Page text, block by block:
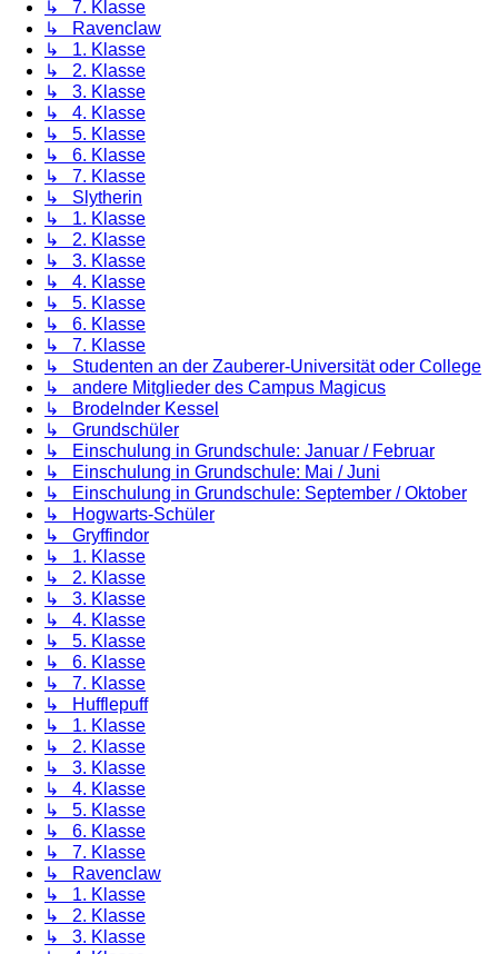
↳ 7. Klasse
↳ Ravenclaw
↳ 1. Klasse
↳ 2. Klasse
↳ 3. Klasse
↳ 4. Klasse
↳ 5. Klasse
↳ 6. Klasse
↳ 7. Klasse
↳ Slytherin
↳ 1. Klasse
↳ 2. Klasse
↳ 3. Klasse
↳ 4. Klasse
↳ 5. Klasse
↳ 6. Klasse
↳ 7. Klasse
↳ Studenten an der Zauberer-Universität oder College
↳ andere Mitglieder des Campus Magicus
↳ Brodelnder Kessel
↳ Grundschüler
↳ Einschulung in Grundschule: Januar / Februar
↳ Einschulung in Grundschule: Mai / Juni
↳ Einschulung in Grundschule: September / Oktober
↳ Hogwarts-Schüler
↳ Gryffindor
↳ 1. Klasse
↳ 2. Klasse
↳ 3. Klasse
↳ 4. Klasse
↳ 5. Klasse
↳ 6. Klasse
↳ 7. Klasse
↳ Hufflepuff
↳ 1. Klasse
↳ 2. Klasse
↳ 3. Klasse
↳ 4. Klasse
↳ 5. Klasse
↳ 6. Klasse
↳ 7. Klasse
↳ Ravenclaw
↳ 1. Klasse
↳ 2. Klasse
↳ 3. Klasse